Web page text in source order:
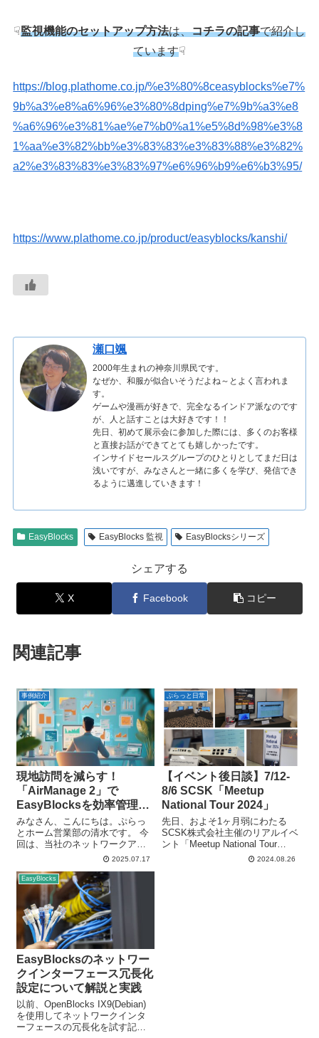
☟監視機能のセットアップ方法は、コチラの記事で紹介し
ています☟
https://blog.plathome.co.jp/%e3%80%8ceasyblocks%e7%
9b%a3%e8%a6%96%e3%80%8dping%e7%9b%a3%e8
%a6%96%e3%81%ae%e7%b0%a1%e5%8d%98%e3%8
1%aa%e3%82%bb%e3%83%83%e3%83%88%e3%82%
a2%e3%83%83%e3%83%97%e6%96%b9%e6%b3%95/
https://www.plathome.co.jp/product/easyblocks/kanshi/
瀬口颯
2000年生まれの神奈川県民です。
なぜか、和服が似合いそうだよね～とよく言われま
す。
ゲームや漫画が好きで、完全なるインドア派なのです
が、人と話すことは大好きです！！
先日、初めて展示会に参加した際には、多くのお客様
と直接お話ができてとても嬉しかったです。
インサイドセールスグループのひとりとしてまだ日は
浅いですが、みなさんと一緒に多くを学び、発信でき
るように邁進していきます！
EasyBlocks EasyBlocks 監視 EasyBlocksシリーズ
シェアする
X Facebook コピー
関連記事
事例紹介
現地訪問を減らす！
「AirManage 2」で
EasyBlocksを効率管理で
きる話。
みなさん、こんにちは。ぷらっ
とホーム営業部の清水です。 今
回は、当社のネットワークアプ
ライアンス「EasyBlocksシリー
きるリモートマネジメントサー
ビス「AirManage 2」についてご
紹介します。 はじめ...
2025.07.17
ぷらっと日常
【イベント後日談】7/12-
8/6 SCSK「Meetup
National Tour 2024」
先日、およそ1ヶ月弱にわたる
SCSK株式会社主催のリアルイベ
ント「Meetup National Tour
2024」が無事に終了いたしまし
2024.08.26
EasyBlocks
EasyBlocksのネットワー
クインターフェース冗長化
設定について解説と実践
以前、OpenBlocks IX9(Debian)
を使用してネットワークインタ
ーフェースの冗長化を試す記事